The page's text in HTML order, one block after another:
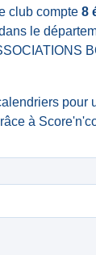
club compte 8
le
pour
à